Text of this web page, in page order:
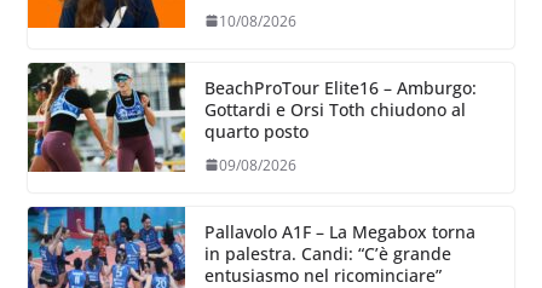
10/08/2026
BeachProTour Elite16 – Amburgo:
Gottardi e Orsi Toth chiudono al
quarto posto
09/08/2026
Pallavolo A1F – La Megabox torna
in palestra. Candi: “C’è grande
entusiasmo nel ricominciare”